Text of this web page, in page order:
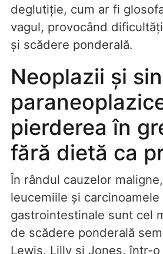
deglutiție, cum ar fi
vagul, provocând
și scădere ponderală.
Neoplazii și
pierderea în
fără dietă ca
În rândul cauzelor
leucemiile și carcinoamele
gastrointestinale sunt cel
de scădere ponderală
Lewis, Lilly și Jones, într-